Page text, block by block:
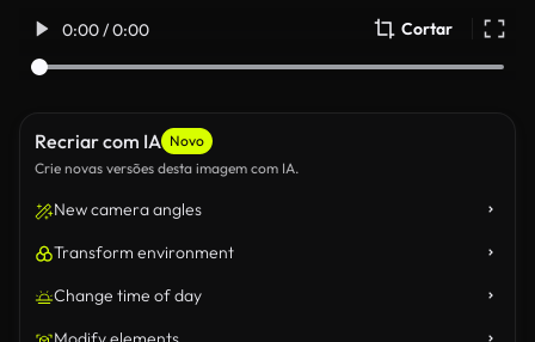
0:00 / 0:00 Cortar
Recriar com IA Novo
Crie novas versões desta imagem com IA.
New camera angles
Transform environment
Change time of day